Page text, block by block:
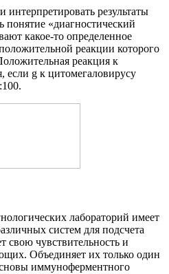
результаты
понятие «диагностический
какое-то определенное
реакции которого
реакция к
если g к цитомегаловирусу
лабораторий имеет
систем для подсчета
свою чувствительность и
Объединяет их только один
иммуноферментного